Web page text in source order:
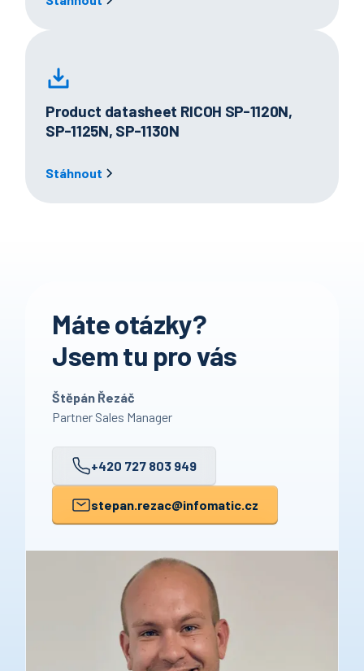
Product datasheet RICOH SP-1120N,
SP-1125N, SP-1130N
Stáhnout
Máte otázky?
Jsem tu pro vás
Štěpán Řezáč
Partner Sales Manager
+420 727 803 949
stepan.rezac@infomatic.cz